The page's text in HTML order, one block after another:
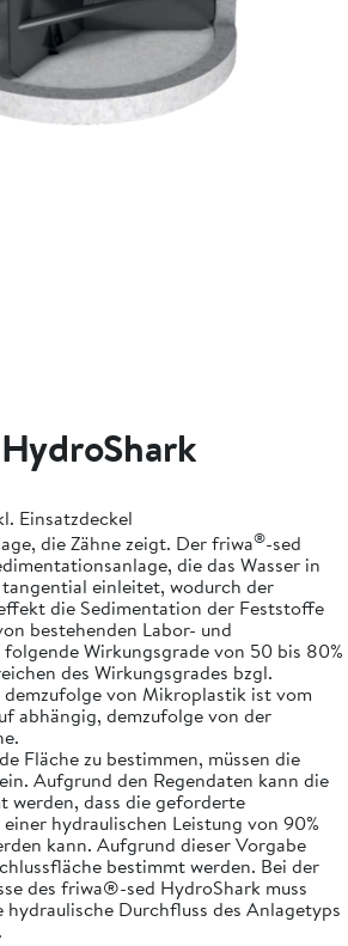
Einsatzdeckel
die Zähne zeigt. Der friwa®-sed
die das Wasser in
einleitet, wodurch der
die Sedimentation der Feststoffe
bestehenden Labor- und
Wirkungsgrade von 50 bis 80%
des Wirkungsgrades bzgl.
demzufolge von Mikroplastik ist vom
abhängig, demzufolge von der
Fläche zu bestimmen, müssen die
Aufgrund den Regendaten kann die
werden, dass die geforderte
hydraulischen Leistung von 90%
kann. Aufgrund dieser Vorgabe
bestimmt werden. Bei der
des friwa®-sed HydroShark muss
Durchfluss des Anlagetyps